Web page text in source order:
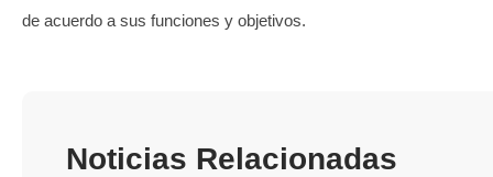
de acuerdo a sus funciones y objetivos.
Noticias Relacionadas